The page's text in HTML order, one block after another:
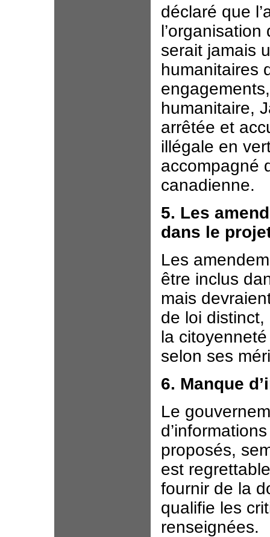
déclaré que
serait jamais
humanitaires
humanitaire,
arrêtée et
illégale en
accompagné
canadienne.
5. Les
dans le
Les
être inclus
mais
de loi
la
selon ses
6. Manque
Le
proposés,
est
fournir de la
qualifie les
renseignées.